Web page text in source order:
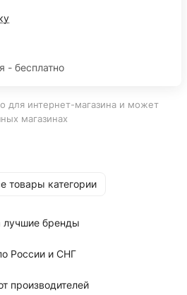
- бесплатно
для интернет-магазина и может
магазинах
товары категории
лучшие бренды
России и СНГ
производителей